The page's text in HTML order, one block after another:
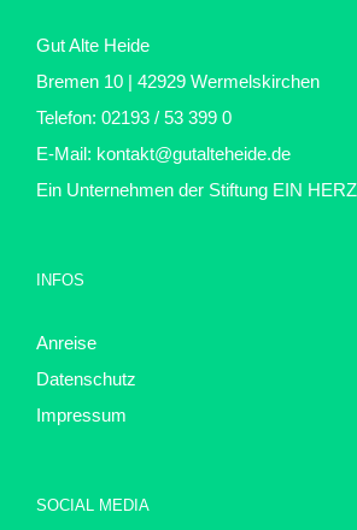
Gut Alte Heide
Bremen 10 | 42929 Wermelskirchen
Telefon: 02193 / 53 399 0
E-Mail: kontakt@gutalteheide.de
Ein Unternehmen der Stiftung EIN
INFOS
Anreise
Datenschutz
Impressum
SOCIAL MEDIA